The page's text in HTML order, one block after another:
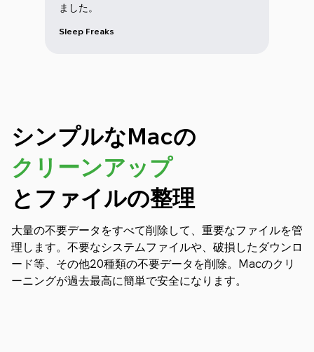
ました。
Sleep Freaks
シンプルなMacの
クリーンアップ
とファイルの整理
大量の不要データをすべて削除して、重要なファイルを管
理します。不要なシステムファイルや、破損したダウンロ
ード等、その他20種類の不要データを削除。Macのクリ
ーニングが過去最高に簡単で安全になります。